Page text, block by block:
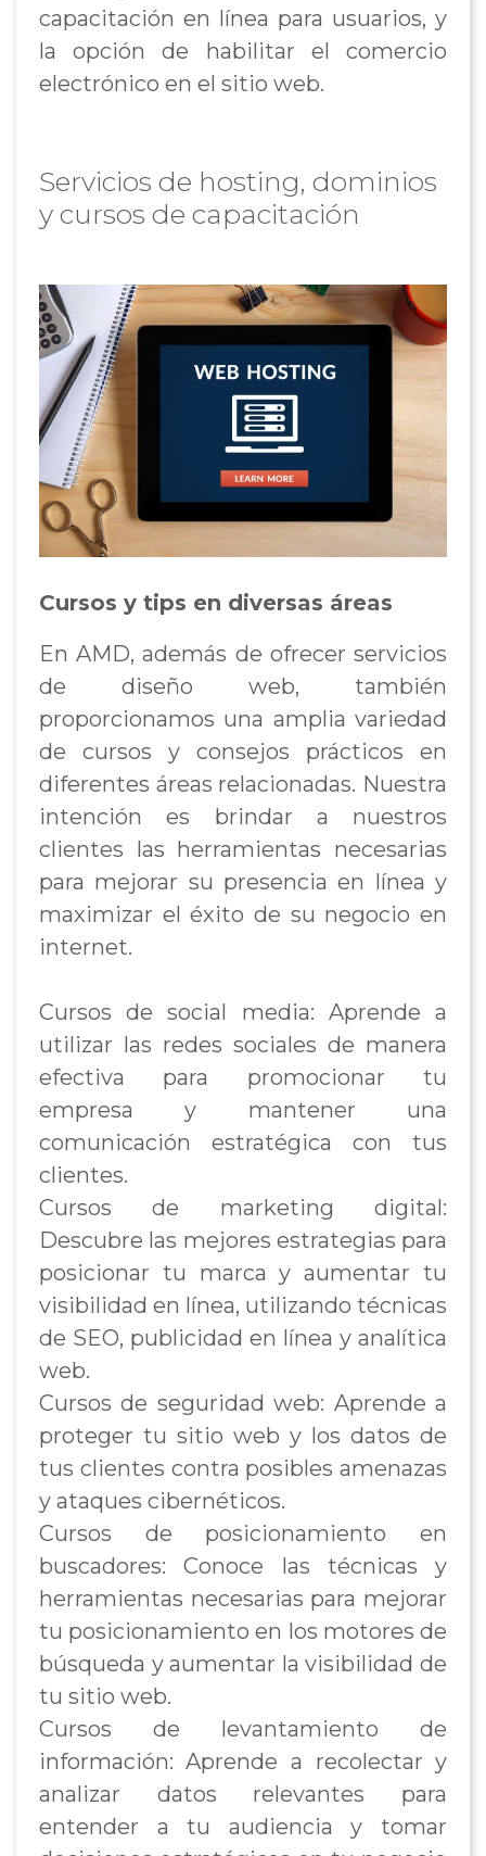
capacitación en línea para usuarios, y
la opción de habilitar el comercio
electrónico en el sitio web.
Servicios de hosting, dominios
y cursos de capacitación
Cursos y tips en diversas áreas
En AMD, además de ofrecer servicios
de diseño web, también
proporcionamos una amplia variedad
de cursos y consejos prácticos en
diferentes áreas relacionadas. Nuestra
intención es brindar a nuestros
clientes las herramientas necesarias
para mejorar su presencia en línea y
maximizar el éxito de su negocio en
internet.
Cursos de social media: Aprende a
utilizar las redes sociales de manera
efectiva para promocionar tu
empresa y mantener una
comunicación estratégica con tus
clientes.
Cursos de marketing digital:
Descubre las mejores estrategias para
posicionar tu marca y aumentar tu
visibilidad en línea, utilizando técnicas
de SEO, publicidad en línea y analítica
web.
Cursos de seguridad web: Aprende a
proteger tu sitio web y los datos de
tus clientes contra posibles amenazas
y ataques cibernéticos.
Cursos de posicionamiento en
buscadores: Conoce las técnicas y
herramientas necesarias para mejorar
tu posicionamiento en los motores de
búsqueda y aumentar la visibilidad de
tu sitio web.
Cursos de levantamiento de
información: Aprende a recolectar y
analizar datos relevantes para
entender a tu audiencia y tomar